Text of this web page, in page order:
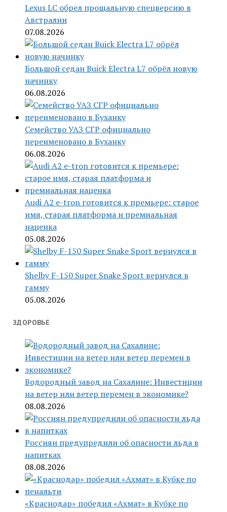
Lexus LC обрел прощальную спецверсию в
Австралии
07.08.2026
Большой седан Buick Electra L7 обрёл новую
начинку
06.08.2026
Семейство УАЗ СГР официально
переименовано в Буханку
06.08.2026
Audi A2 e-tron готовится к премьере: старое
имя, старая платформа и премиальная
наценка
05.08.2026
Shelby F-150 Super Snake Sport вернулся в
гамму
05.08.2026
ЗДОРОВЬЕ
Водородный завод на Сахалине: Инвестиции
на ветер или ветер перемен в экономике?
08.08.2026
Россиян предупредили об опасности льда в
напитках
08.08.2026
«Краснодар» победил «Ахмат» в Кубке по